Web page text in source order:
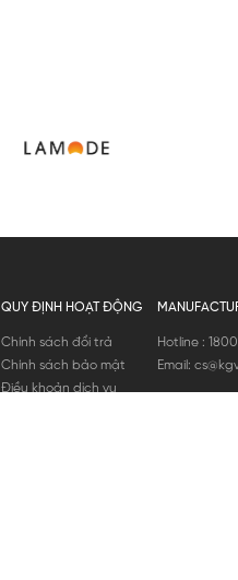
QUY ĐỊNH HOẠT ĐỘNG
Chính sách đổi trả
Chính sách bảo mật
Điều khoản dịch vụ
Hotline :
Email: